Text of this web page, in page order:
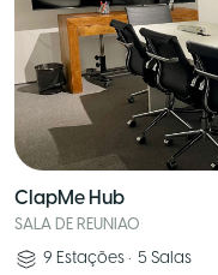
ClapMe Hub
SALA DE REUNIAO
9 Estações • 5 Salas